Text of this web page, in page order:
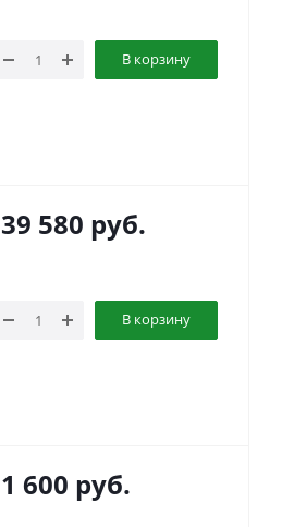
В корзину
39 580 руб.
В корзину
1 600 руб.